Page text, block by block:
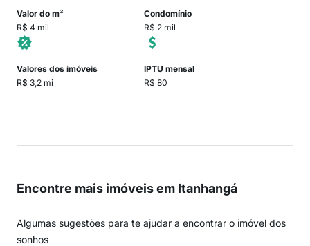
Valor do m²
R$ 4 mil
Condomínio
R$ 2 mil
Valores dos imóveis
R$ 3,2 mi
IPTU mensal
R$ 80
Encontre mais imóveis em Itanhangá
Algumas sugestões para te ajudar a encontrar o imóvel dos
sonhos